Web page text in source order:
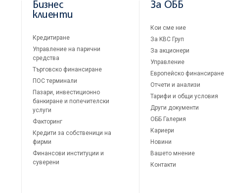
Бизнес
клиенти
Кредитиране
Управление на парични
средства
Търговско финансиране
ПОС терминали
Пазари, инвестиционно
банкиране и попечителски
услуги
Факторинг
Кредити за собственици на
фирми
Финансови институции и
суверени
За ОББ
Кои сме ние
За KBC Груп
За акционери
Управление
Европейско финансиране
Отчети и анализи
Тарифи и общи условия
Други документи
ОББ Галерия
Кариери
Новини
Вашето мнение
Контакти